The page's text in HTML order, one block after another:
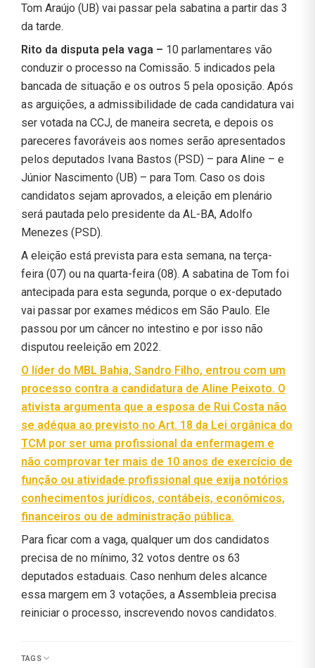
Tom Araújo (UB) vai passar pela sabatina a partir das 3
da tarde.
Rito da disputa pela vaga – 10 parlamentares vão
conduzir o processo na Comissão. 5 indicados pela
bancada de situação e os outros 5 pela oposição. Após
as arguições, a admissibilidade de cada candidatura vai
ser votada na CCJ, de maneira secreta, e depois os
pareceres favoráveis aos nomes serão apresentados
pelos deputados Ivana Bastos (PSD) – para Aline – e
Júnior Nascimento (UB) – para Tom. Caso os dois
candidatos sejam aprovados, a eleição em plenário
será pautada pelo presidente da AL-BA, Adolfo
Menezes (PSD).
A eleição está prevista para esta semana, na terça-
feira (07) ou na quarta-feira (08). A sabatina de Tom foi
antecipada para esta segunda, porque o ex-deputado
vai passar por exames médicos em São Paulo. Ele
passou por um câncer no intestino e por isso não
disputou reeleição em 2022.
O líder do MBL Bahia, Sandro Filho, entrou com um
processo contra a candidatura de Aline Peixoto. O
ativista argumenta que a esposa de Rui Costa não
se adéqua ao previsto no Art. 18 da Lei orgânica do
TCM por ser uma profissional da enfermagem e
não comprovar ter mais de 10 anos de exercício de
função ou atividade profissional que exija notórios
conhecimentos jurídicos, contábeis, econômicos,
financeiros ou de administração pública.
Para ficar com a vaga, qualquer um dos candidatos
precisa de no mínimo, 32 votos dentre os 63
deputados estaduais. Caso nenhum deles alcance
essa margem em 3 votações, a Assembleia precisa
reiniciar o processo, inscrevendo novos candidatos.
TAGS